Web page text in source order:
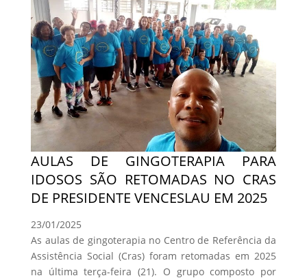
AULAS DE GINGOTERAPIA PARA
IDOSOS SÃO RETOMADAS NO CRAS
DE PRESIDENTE VENCESLAU EM 2025
23/01/2025
As aulas de gingoterapia no Centro de Referência da
Assistência Social (Cras) foram retomadas em 2025
na última terça-feira (21). O grupo composto por